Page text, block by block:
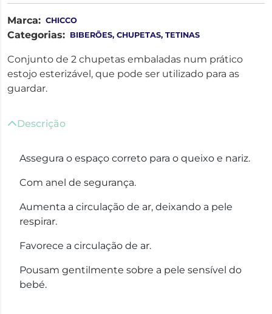
Marca: CHICCO
Categorias: BIBERÕES, CHUPETAS, TETINAS
Conjunto de 2 chupetas embaladas num prático
estojo esterizável, que pode ser utilizado para as
guardar.
Descrição
Assegura o espaço correto para o queixo e nariz.
Com anel de segurança.
Aumenta a circulação de ar, deixando a pele
respirar.
Favorece a circulação de ar.
Pousam gentilmente sobre a pele sensível do
bebé.